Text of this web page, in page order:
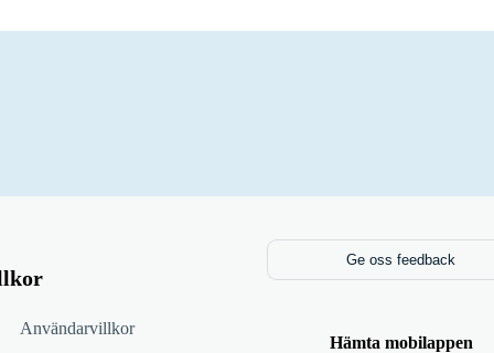
Användarvillkor
Ge oss feedback
Hämta mobilappen